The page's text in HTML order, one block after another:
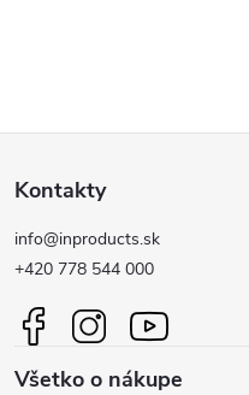
á
p
ä
Kontakty
info@inproducts.sk
+420 778 544 000
Všetko o nákupe